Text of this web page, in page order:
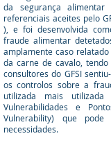
da segurança
referenciais aceites pelo
), e foi desenvolvida
fraude alimentar
amplamente caso
da carne de cavalo,
consultores do GFSI
os controlos sobre a
utilizada mais
Vulnerabilidades e
Vulnerability) que
necessidades.